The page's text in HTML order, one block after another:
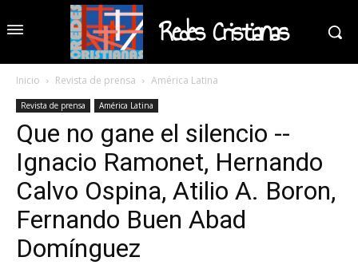
Redes Cristianas
Inicio Revista de prensa América Latina
Revista de prensa América Latina
Que no gane el silencio --
Ignacio Ramonet, Hernando
Calvo Ospina, Atilio A. Boron,
Fernando Buen Abad
Domínguez